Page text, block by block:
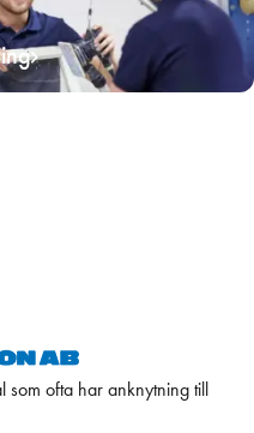
som ofta har anknytning till